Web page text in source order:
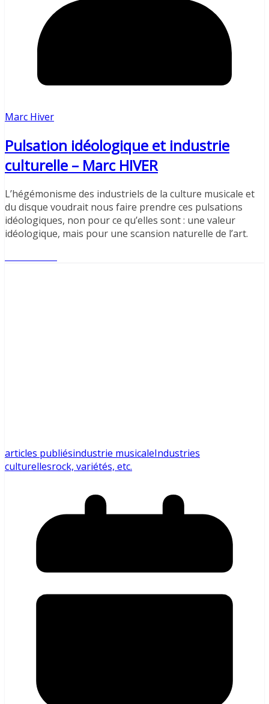
Marc Hiver
Pulsation idéologique et industrie
culturelle – Marc HIVER
L’hégémonisme des industriels de la culture musicale et
du disque voudrait nous faire prendre ces pulsations
idéologiques, non pour ce qu’elles sont : une valeur
idéologique, mais pour une scansion naturelle de l’art.
articles publiésindustrie musicaleIndustries
culturellesrock, variétés, etc.